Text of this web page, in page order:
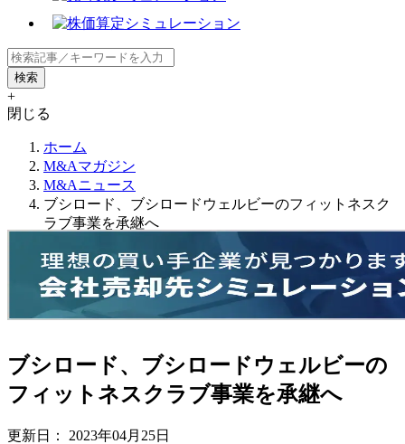
+
閉じる
ホーム
M&Aマガジン
M&Aニュース
ブシロード、ブシロードウェルビーのフィットネスク
ラブ事業を承継へ
ブシロード、ブシロードウェルビーの
フィットネスクラブ事業を承継へ
更新日： 2023年04月25日